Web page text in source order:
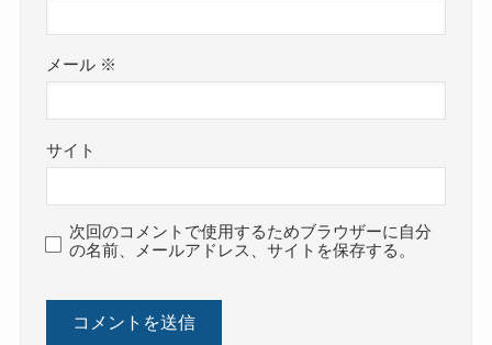
メール ※
サイト
次回のコメントで使用するためブラウザーに自分
の名前、メールアドレス、サイトを保存する。